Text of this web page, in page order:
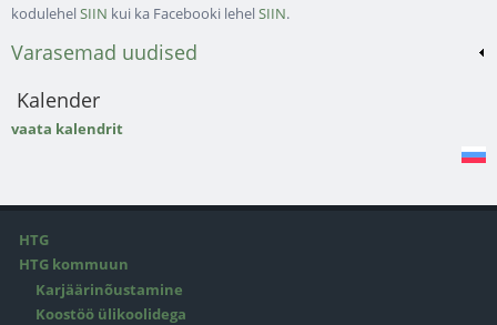
kodulehelSIIN kui ka Facebooki lehelSIIN.
Varasemad uudised
Kalender
vaata kalendrit
HTG
HTG kommuun
Karjäärinõustamine
Koostöö ülikoolidega